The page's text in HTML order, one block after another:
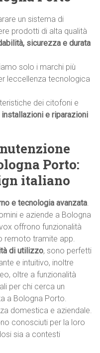
un sistema di
prodotti di alta qualità
sicurezza e durata
solo i marchi più
leccellenza tecnologica
dei citofoni e
installazioni e riparazioni
Porto:
italiano
e tecnologia avanzata.
e aziende a Bologna
offrono funzionalità
remoto tramite app.
di utilizzo, sono perfetti
e intuitivo, inoltre
oltre a funzionalità
per chi cerca un
a Bologna Porto.
domestica e aziendale.
conosciuti per la loro
sia a contesti